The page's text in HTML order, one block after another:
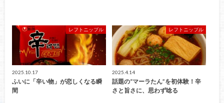
レフトニップル
2025.10.17
ふいに「辛い物」が恋しくなる瞬
間
レフトニップル
2025.4.14
話題の“マーラたん”を初体験！辛
さと旨さに、思わず唸る